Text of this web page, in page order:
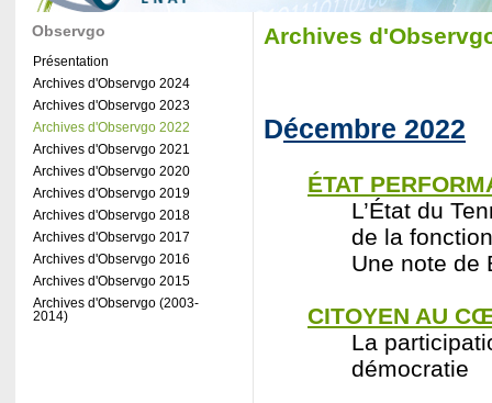
Observgo
Présentation
Archives d'Observgo 2024
Archives d'Observgo 2023
Archives d'Observgo 2022
Archives d'Observgo 2021
Archives d'Observgo 2020
Archives d'Observgo 2019
Archives d'Observgo 2018
Archives d'Observgo 2017
Archives d'Observgo 2016
Archives d'Observgo 2015
Archives d'Observgo (2003-
2014)
Archives
Décembre 2022
ÉTAT
L’État du
de la
Une note de
CITOYEN AU
La
démocratie